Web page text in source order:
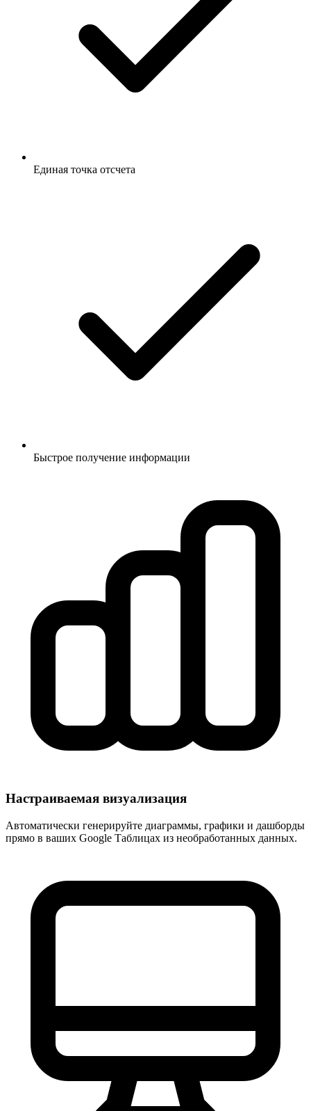
Единая точка отсчета
Быстрое получение информации
Настраиваемая визуализация
Автоматически генерируйте диаграммы, графики и дашборды
прямо в ваших Google Таблицах из необработанных данных.